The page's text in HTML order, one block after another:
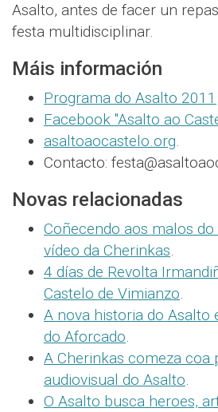
Asalto, antes de facer un
festa multidisciplinar.
Máis información
Programa do Asalto 2011
Facebook "Asalto ao
asaltoaocastelo.org.
Contacto:
Novas relacionadas
Coñecendo aos malos
vídeo da Cherinkas.
4 días de Revolta
Castelo de Vimianzo.
A nova historia do Asalto
do Aforcado.
A Cherinkas comeza coa
audiovisual do Asalto.
O Asalto busca heroes,